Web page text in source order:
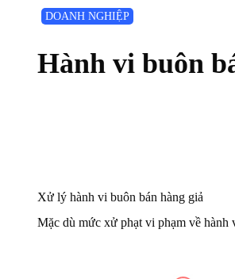
DOANH NGHIỆP
Hành vi buôn
Xử lý hành vi buôn bán hàng giả
Mặc dù mức xử phạt vi phạm về hành